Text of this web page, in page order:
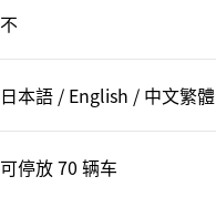
不
日本語 / English / 中文繁體
可停放 70 辆车